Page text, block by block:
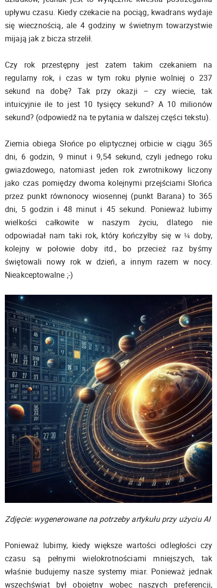
upływu czasu. Kiedy czekacie na pociąg, kwadrans wydaje
się wiecznością, ale 4 godziny w świetnym towarzystwie
mijają jak z bicza strzelił.
Czy rok przestępny jest zatem takim czekaniem na
regularny rok, i czas w tym roku płynie wolniej o 237
sekund na dobę? Tak przy okazji – czy wiecie, tak
intuicyjnie ile to jest 10 tysięcy sekund? A 10 milionów
sekund? (odpowiedź na te pytania w dalszej części tekstu).
Ziemia obiega Słońce po eliptycznej orbicie w ciągu 365
dni, 6 godzin, 9 minut i 9,54 sekund, czyli jednego roku
gwiazdowego, natomiast jeden rok zwrotnikowy liczony
jako czas pomiędzy dwoma kolejnymi przejściami Słońca
przez punkt równonocy wiosennej (punkt Barana) to 365
dni, 5 godzin i 48 minut i 45 sekund. Ponieważ lubimy
wielkości całkowite w naszym życiu, dlatego nie
odpowiadał nam taki rok, który kończyłby się w ¼ doby,
kolejny w połowie doby itd., bo przecież raz byśmy
świętowali nowy rok w dzień, a innym razem w nocy.
Nieakceptowalne ;-)
Zdjęcie: wygenerowane na potrzeby artykułu przy użyciu AI
Ponieważ lubimy, kiedy większe wartości odległości czy
czasu są pełnymi wielokrotnościami mniejszych, tak
właśnie budujemy nasze systemy miar. Ponieważ jednak
wszechświat był obojętny wobec naszych preferencji,